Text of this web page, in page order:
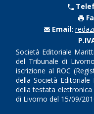
Email:
Società Editoriale
del Tribunale di
iscrizione al ROC
della Società
della testata
di Livorno del 15/09/